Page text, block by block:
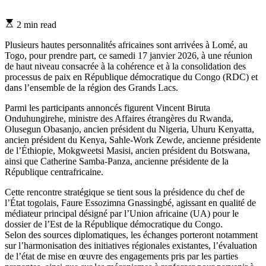
Estimated
time
2 min read
Plusieurs hautes personnalités africaines sont arrivées à Lomé, au
Togo, pour prendre part, ce samedi 17 janvier 2026, à une réunion
de haut niveau consacrée à la cohérence et à la consolidation des
processus de paix en République démocratique du Congo (RDC) et
dans l’ensemble de la région des Grands Lacs.
Parmi les participants annoncés figurent Vincent Biruta
Onduhungirehe, ministre des Affaires étrangères du Rwanda,
Olusegun Obasanjo, ancien président du Nigeria, Uhuru Kenyatta,
ancien président du Kenya, Sahle-Work Zewde, ancienne présidente
de l’Éthiopie, Mokgweetsi Masisi, ancien président du Botswana,
ainsi que Catherine Samba-Panza, ancienne présidente de la
République centrafricaine.
Cette rencontre stratégique se tient sous la présidence du chef de
l’État togolais, Faure Essozimna Gnassingbé, agissant en qualité de
médiateur principal désigné par l’Union africaine (UA) pour le
dossier de l’Est de la République démocratique du Congo.
Selon des sources diplomatiques, les échanges porteront notamment
sur l’harmonisation des initiatives régionales existantes, l’évaluation
de l’état de mise en œuvre des engagements pris par les parties